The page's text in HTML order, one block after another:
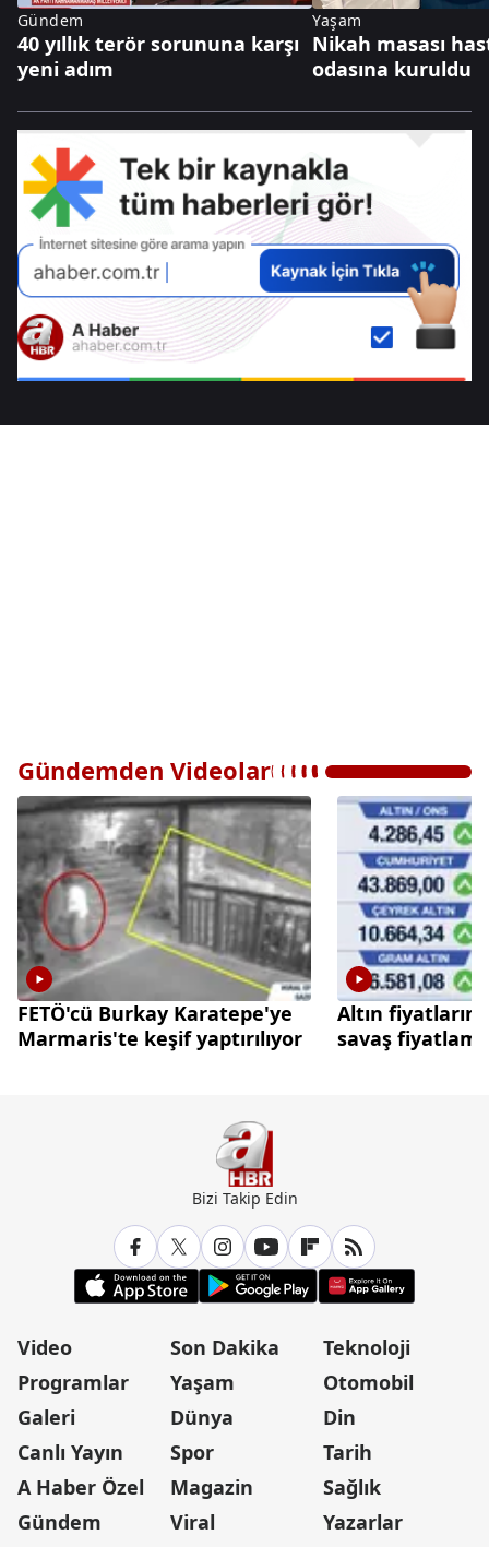
Gündem
40 yıllık terör sorununa karşı
yeni adım
Yaşam
Nikah masası
odasına kuruldu
Gündemden Videolar
FETÖ'cü Burkay Karatepe'ye
Marmaris'te keşif yaptırılıyor
Altın
savaş
Bizi Takip Edin
Video
Programlar
Galeri
Canlı Yayın
A Haber Özel
Gündem
Son Dakika
Yaşam
Dünya
Spor
Magazin
Viral
Teknoloji
Otomobil
Din
Tarih
Sağlık
Yazarlar